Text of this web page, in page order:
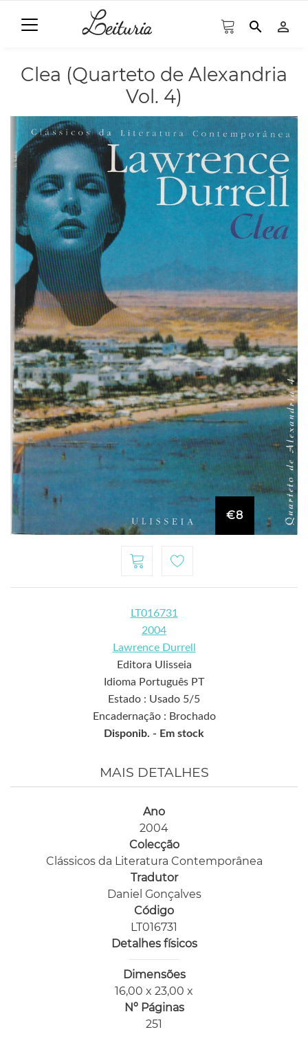
search person_outline
Clea (Quarteto de Alexandria
Vol. 4)
€8
LT016731
2004
Lawrence Durrell
Editora Ulisseia
Idioma Português PT
Estado : Usado 5/5
Encadernação : Brochado
Disponib. - Em stock
MAIS DETALHES
Ano
2004
Colecção
Clássicos da Literatura Contemporânea
Tradutor
Daniel Gonçalves
Código
LT016731
Detalhes físicos
Dimensões
16,00 x 23,00 x
Nº Páginas
251